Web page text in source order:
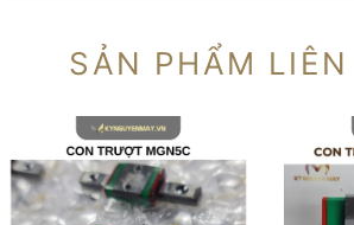
SẢN PHẨM LIÊN